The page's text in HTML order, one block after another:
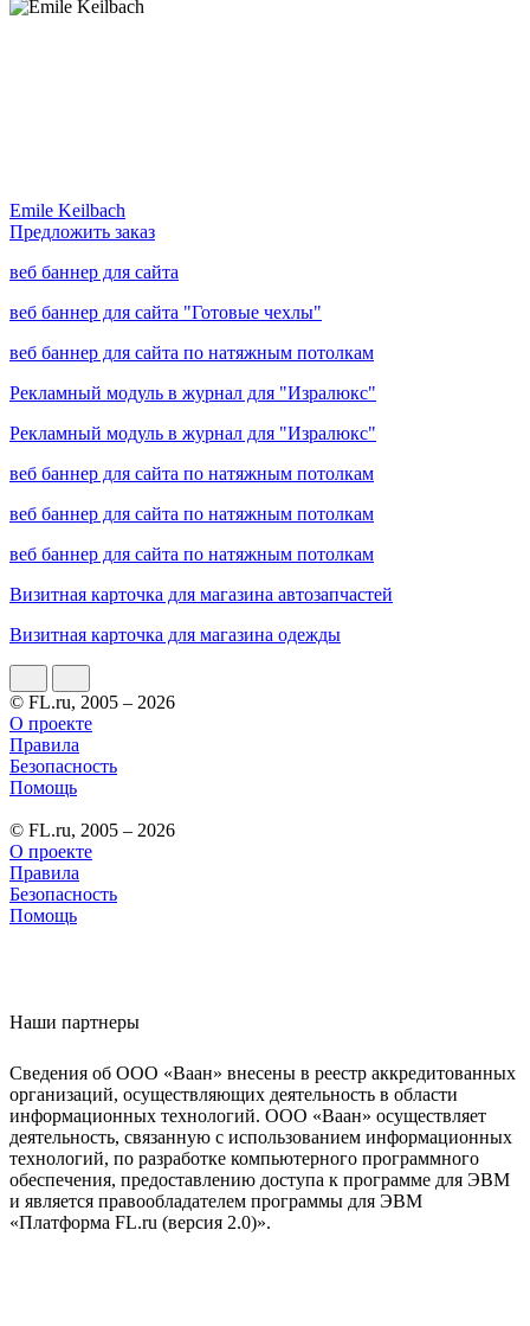
Emile Keilbach
Предложить заказ
веб баннер для сайта
веб баннер для сайта "Готовые чехлы"
веб баннер для сайта по натяжным потолкам
Рекламный модуль в журнал для "Изралюкс"
Рекламный модуль в журнал для "Изралюкс"
веб баннер для сайта по натяжным потолкам
веб баннер для сайта по натяжным потолкам
веб баннер для сайта по натяжным потолкам
Визитная карточка для магазина автозапчастей
Визитная карточка для магазина одежды
© FL.ru, 2005 – 2026
О проекте
Правила
Безопасность
Помощь
© FL.ru, 2005 – 2026
О проекте
Правила
Безопасность
Помощь
Наши партнеры
Сведения об ООО «Ваан» внесены в реестр аккредитованных
организаций, осуществляющих деятельность в области
информационных технологий. ООО «Ваан» осуществляет
деятельность, связанную с использованием информационных
технологий, по разработке компьютерного программного
обеспечения, предоставлению доступа к программе для ЭВМ
и является правообладателем программы для ЭВМ
«Платформа FL.ru (версия 2.0)».